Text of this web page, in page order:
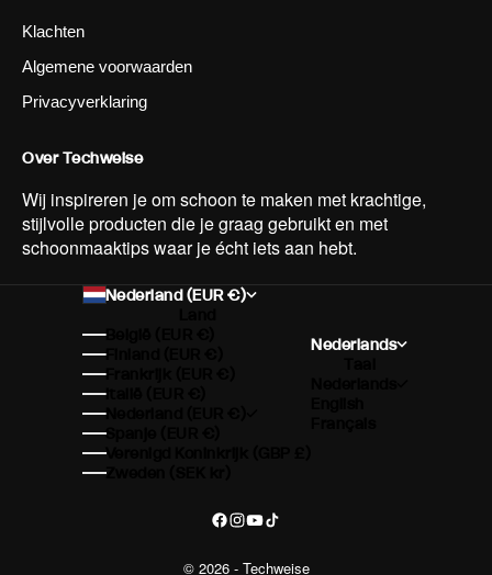
Klachten
Algemene voorwaarden
Privacyverklaring
Over Techweise
Wij inspireren je om schoon te maken met krachtige,
stijlvolle producten die je graag gebruikt en met
schoonmaaktips waar je écht iets aan hebt.
Nederland (EUR €)
België (EUR €)
Finland (EUR €)
Frankrijk (EUR €)
Italië (EUR €)
Nederland (EUR €)
Spanje (EUR €)
Verenigd Koninkrijk (GBP £)
Zweden (SEK kr)
Nederlands
© 2026 - Techweise